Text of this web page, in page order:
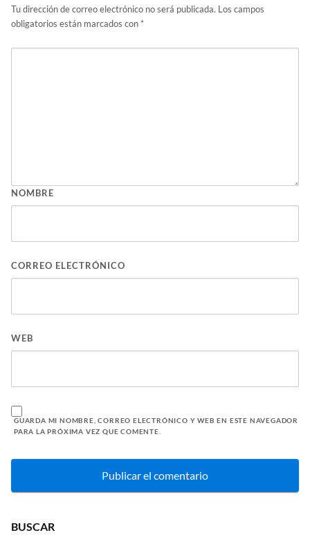
Tu dirección de correo electrónico no será publicada. Los campos
obligatorios están marcados con *
NOMBRE
CORREO ELECTRÓNICO
WEB
GUARDA MI NOMBRE, CORREO ELECTRÓNICO Y WEB EN ESTE NAVEGADOR
PARA LA PRÓXIMA VEZ QUE COMENTE.
BUSCAR